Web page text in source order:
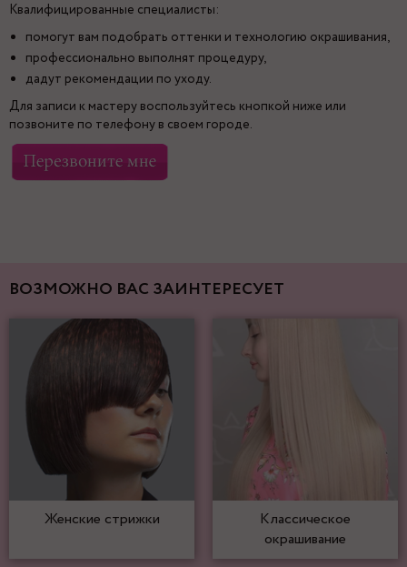
Квалифицированные специалисты:
помогут вам подобрать оттенки и технологию окрашивания,
профессионально выполнят процедуру,
дадут рекомендации по уходу.
Для записи к мастеру воспользуйтесь кнопкой ниже или
позвоните по телефону в своем городе.
ВОЗМОЖНО ВАС ЗАИНТЕРЕСУЕТ
Женские стрижки
Классическое
окрашивание